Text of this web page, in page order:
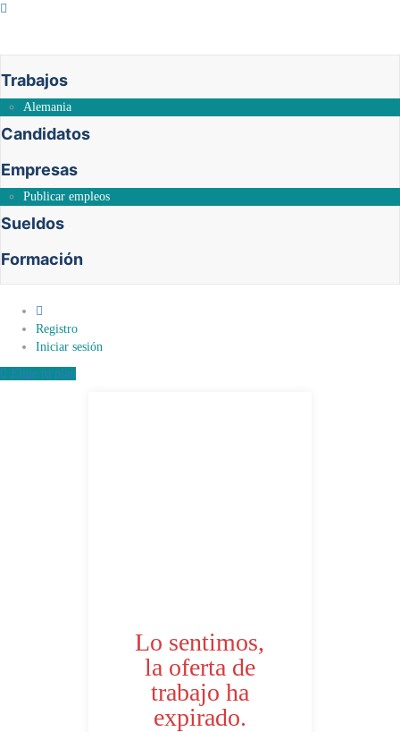
Trabajos
Alemania
Candidatos
Empresas
Publicar empleos
Sueldos
Formación
Registro
Iniciar sesión
Elige tu plan
Lo sentimos,
la oferta de
trabajo ha
expirado.